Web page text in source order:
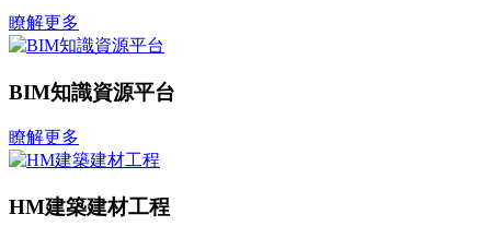
瞭解更多
BIM知識資源平台
瞭解更多
HM建築建材工程